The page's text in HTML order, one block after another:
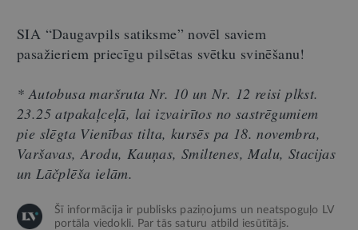
SIA “Daugavpils satiksme” novēl saviem
pasažieriem priecīgu pilsētas svētku svinēšanu!
* Autobusa maršruta Nr. 10 un Nr. 12 reisi plkst.
23.25 atpakaļceļā, lai izvairītos no sastrēgumiem
pie slēgta Vienības tilta, kursēs pa 18. novembra,
Varšavas, Arodu, Kauņas, Smiltenes, Malu, Stacijas
un Lāčplēša ielām.
Šī informācija ir publisks paziņojums un neatspoguļo LV
portāla viedokli. Par tās saturu atbild iesūtītājs.